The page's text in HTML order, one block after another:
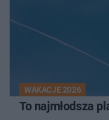
WAKACJE 2026
To najmłodsza